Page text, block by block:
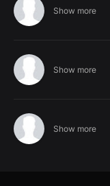
Show more
Show more
Show more